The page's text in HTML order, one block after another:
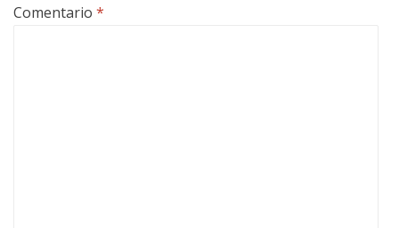
Comentario *